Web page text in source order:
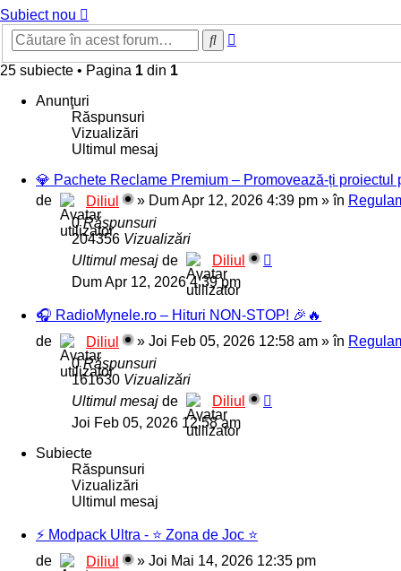
Subiect nou
Căutare
25 subiecte • Pagina 1 din 1
Anunţuri
Răspunsuri
Vizualizări
Ultimul mesaj
💎 Pachete Reclame Premium – Promovează-ți proiectul
de
Diliul » Dum Apr 12, 2026 4:39 pm » în
0Răspunsuri
204356 Vizualizări
Ultimul mesaj de
Diliul
Dum Apr 12, 2026 4:39 pm
🎧 RadioMynele.ro – Hituri NON-STOP! 🎉🔥
de
Diliul » Joi Feb 05, 2026 12:58 am » în
0Răspunsuri
161630 Vizualizări
Ultimul mesaj de
Diliul
Joi Feb 05, 2026 12:58 am
Subiecte
Răspunsuri
Vizualizări
Ultimul mesaj
⚡️ Modpack Ultra - ⭐️ Zona de Joc ⭐️
de
Diliul » Joi Mai 14, 2026 12:35 pm